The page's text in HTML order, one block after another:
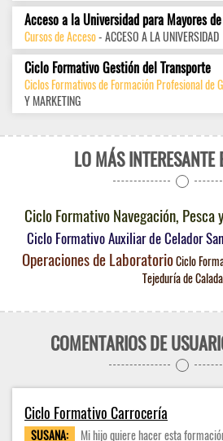
Acceso a la Universidad para Mayores
Cursos de Acceso- ACCESO A LA UNIVERSIDAD
Ciclo Formativo Gestión del Transporte
Ciclos Formativos de Formación Profesional de
Y MARKETING
LO MÁS
Ciclo Formativo Navegación,
Ciclo Formativo Auxiliar de Celador
Operaciones de LaboratorioCiclo
Tejeduría de Calada
COMENTARIOS DE
Ciclo Formativo Carrocería
SUSANA:
Mi hijo quiere hacer esta